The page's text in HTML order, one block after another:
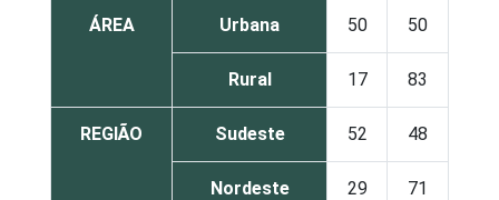
ÁREA Urbana 50 50
Rural 17 83
REGIÃO Sudeste 52 48
Nordeste 29 71